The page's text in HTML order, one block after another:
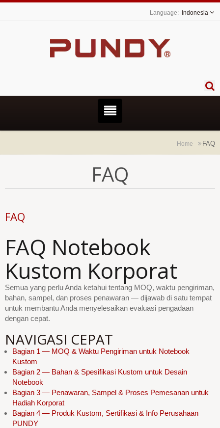
Indonesia
Home FAQ
FAQ
FAQ
FAQ Notebook
Kustom Korporat
Semua yang perlu Anda ketahui tentang MOQ, waktu pengiriman,
bahan, sampel, dan proses penawaran — dijawab di satu tempat
untuk membantu Anda menyelesaikan evaluasi pengadaan
dengan cepat.
NAVIGASI CEPAT
Bagian 1 — MOQ & Waktu Pengiriman untuk Notebook
Kustom
Bagian 2 — Bahan & Spesifikasi Kustom untuk Desain
Notebook
Bagian 3 — Penawaran, Sampel & Proses Pemesanan untuk
Hadiah Korporat
Bagian 4 — Produk Kustom, Sertifikasi & Info Perusahaan
PUNDY